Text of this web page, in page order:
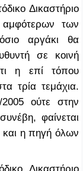
Δικαστήριο
αμφότερων των
αργάκι θα
σε κοινή
η επί τόπου
τρία τεμάχια.
ούτε στην
φαίνεται
και η πηγή όλων